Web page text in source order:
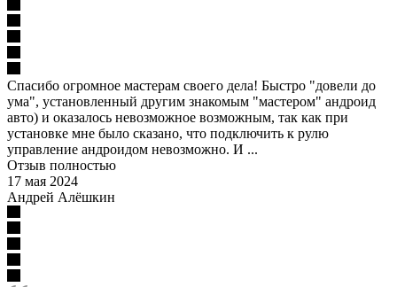
Спасибо огромное мастерам своего дела! Быстро "довели до
ума", установленный другим знакомым "мастером" андроид
авто) и оказалось невозможное возможным, так как при
установке мне было сказано, что подключить к рулю
управление андроидом невозможно. И ...
Отзыв полностью
17 мая 2024
Андрей Алёшкин